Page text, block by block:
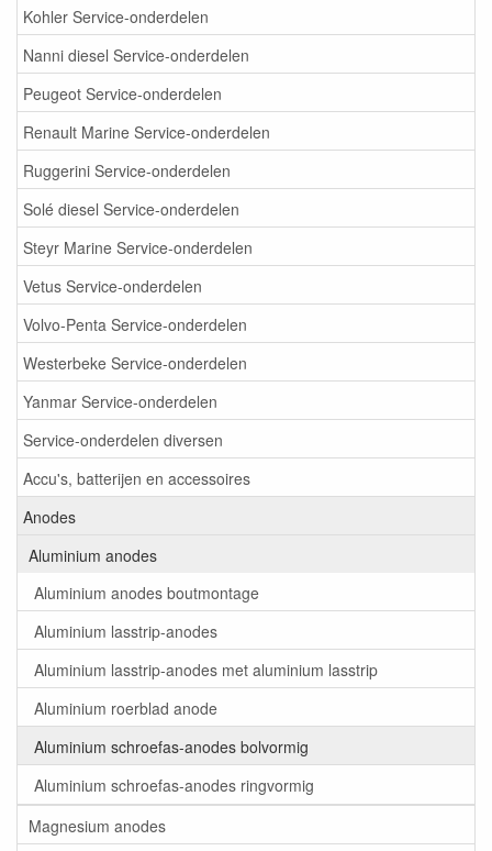
Kohler Service-onderdelen
Nanni diesel Service-onderdelen
Peugeot Service-onderdelen
Renault Marine Service-onderdelen
Ruggerini Service-onderdelen
Solé diesel Service-onderdelen
Steyr Marine Service-onderdelen
Vetus Service-onderdelen
Volvo-Penta Service-onderdelen
Westerbeke Service-onderdelen
Yanmar Service-onderdelen
Service-onderdelen diversen
Accu's, batterijen en accessoires
Anodes
Aluminium anodes
Aluminium anodes boutmontage
Aluminium lasstrip-anodes
Aluminium lasstrip-anodes met aluminium lasstrip
Aluminium roerblad anode
Aluminium schroefas-anodes bolvormig
Aluminium schroefas-anodes ringvormig
Magnesium anodes